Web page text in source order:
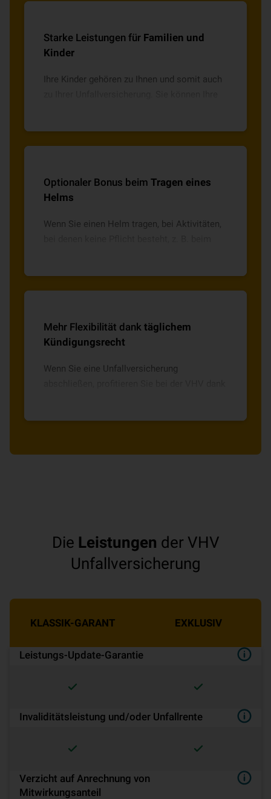
Starke Leistungen für Familien und
Kinder
Ihre Kinder gehören zu Ihnen und somit auch
u. a.) bis 1.500 € profitieren.
Optionaler Bonus beim Tragen eines
Helms
Wenn Sie einen Helm tragen, bei Aktivitäten,
ohne Zusatzbaustein und Senioren über den
Baustein 65PLUS.
Mehr Flexibilität dank täglichem
Kündigungsrecht
Wenn Sie eine Unfallversicherung
Die Leistungen der VHV
Unfallversicherung
KLASSIK-GARANT EXKLUSIV
Leistungs-Update-Garantie
Invaliditätsleistung und/oder Unfallrente
Verzicht auf Anrechnung von
Mitwirkungsanteil